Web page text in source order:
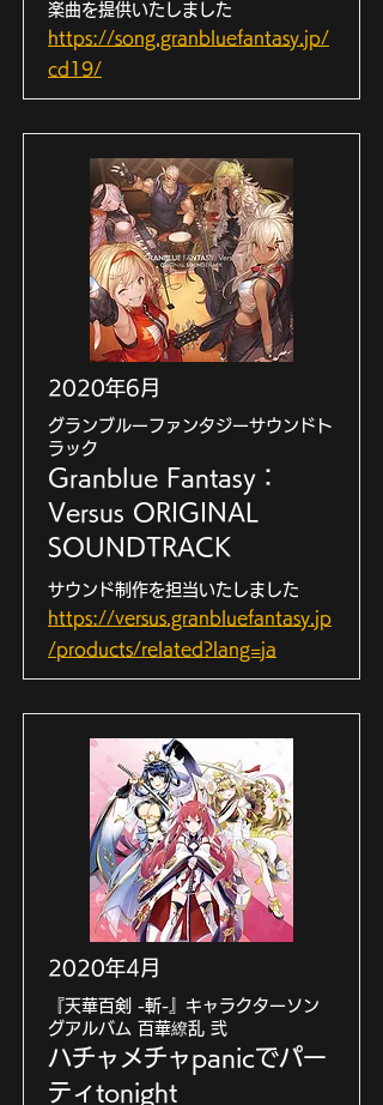
楽曲を提供いたしました
https://song.granbluefantasy.jp/
cd19/
2020年6月
グランブルーファンタジーサウンドト
ラック
Granblue Fantasy：
Versus ORIGINAL
SOUNDTRACK
サウンド制作を担当いたしました
https://versus.granbluefantasy.jp
/products/related?lang=ja
2020年4月
『天華百剣 -斬-』キャラクターソン
グアルバム 百華繚乱 弐
ハチャメチャpanicでパー
ティtonight